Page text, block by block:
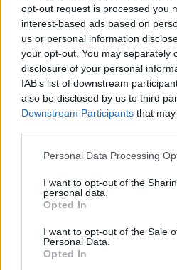
opt-out request is processed you
interest-based ads based on
us or personal information
your opt-out. You may separately
disclosure of your personal
IAB’s list of downstream
also be disclosed by us to third
Downstream Participants that
Please note that this website/app
not limited to your visit or usage
grant or deny consent to Google
use your data for below specified
consent section.
Personal Data Processing
I want to opt-out of the
personal data.
Opted In
I want to opt-out of the Sale
Personal Data.
Opted In
Inviaci le
i tuoi video
Su
345 356 7512
Condividi l'articolo